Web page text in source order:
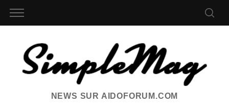
NEWS SUR AIDOFORUM.COM